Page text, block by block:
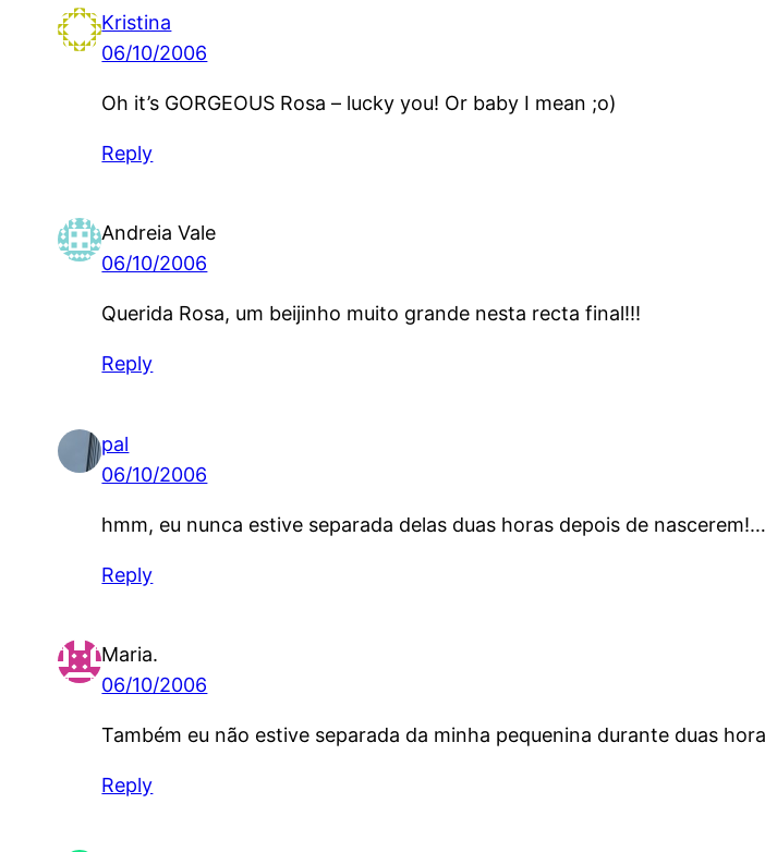
Kristina
06/10/2006
Oh it’s GORGEOUS Rosa – lucky you! Or baby I mean ;o)
Reply
Andreia Vale
06/10/2006
Querida Rosa, um beijinho muito grande nesta recta final!!!
Reply
pal
06/10/2006
hmm, eu nunca estive separada delas duas horas depois de nascerem!…
Reply
Maria.
06/10/2006
Também eu não estive separada da minha pequenina durante duas
Reply